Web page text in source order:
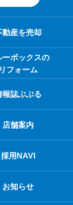
動産を売却
ーボックスの
リフォーム
報誌ぶぶる
店舗案内
採用NAVI
お知らせ